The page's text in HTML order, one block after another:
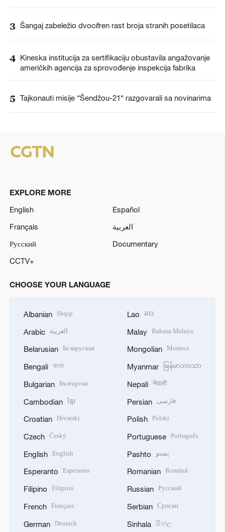
3 Šangaj zabeležio dvocifren rast broja stranih posetilaca
4 Kineska institucija za sertifikaciju obustavila angažovanje
američkih agencija za sprovođenje inspekcija fabrika
5 Tajkonauti misije “Šendžou-21“ razgovarali sa novinarima
EXPLORE MORE
English
Español
Français
العربية
Русский
Documentary
CCTV+
CHOOSE YOUR LANGUAGE
Albanian Shqip
Arabic العربية
Belarusian Беларуская
Bengali বাংলা
Bulgarian Български
Cambodian ខ្មែរ
Croatian Hrvatski
Czech Český
English English
Esperanto Esperanto
Filipino Filipino
French Français
German Deutsch
Lao ລາວ
Malay Bahasa Melayu
Mongolian Монгол
Myanmar မြန်မာဘာသာ
Nepali नेपाली
Persian فارسی
Polish Polski
Portuguese Português
Pashto پښتو
Romanian Română
Russian Русский
Serbian Српски
Sinhala සිංහල